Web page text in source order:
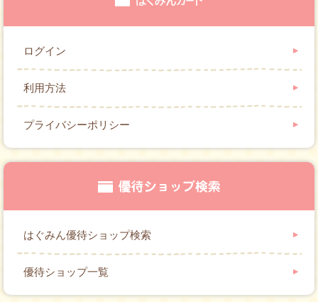
ログイン
利用方法
プライバシーポリシー
はぐみん優待ショップ検索
優待ショップ一覧